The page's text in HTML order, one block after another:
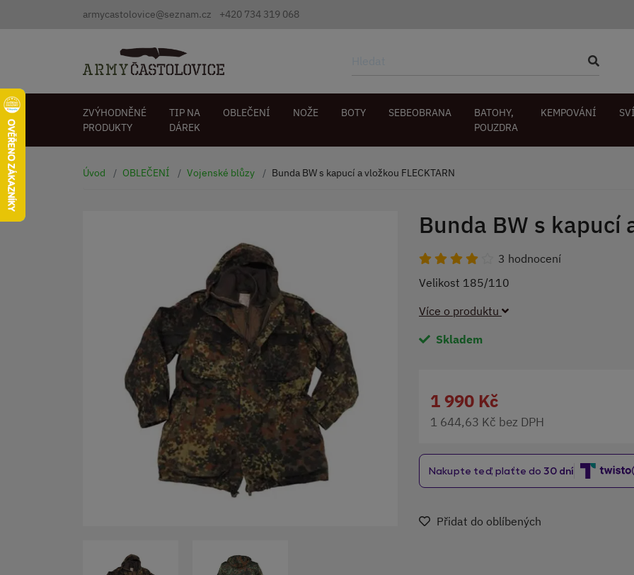
armycastolovice@seznam.cz +420 734 319 068
ZVÝHODNĚNÉ
PRODUKTY
TIP NA
DÁREK
OBLEČENÍ NOŽE BOTY SEBEOBRANA
BATOHY,
POUZDRA
KEMPOVÁNÍ
Úvod OBLEČENÍ Vojenské blůzy Bunda BW s kapucí a vložkou FLECKTARN
Bunda BW s kapucí
3 hodnocení
Velikost 185/110
Více o produktu
Skladem
1 990 Kč
1 644,63 Kč bez DPH
Přidat do oblíbených